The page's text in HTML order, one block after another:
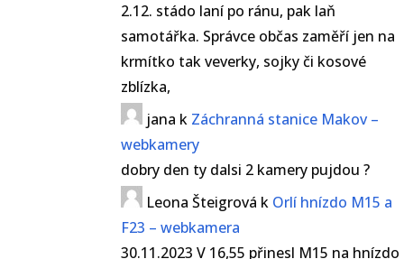
2.12. stádo laní po ránu, pak laň
samotářka. Správce občas zaměří jen na
krmítko tak veverky, sojky či kosové
zblízka,
jana k Záchranná stanice Makov –
webkamery
dobry den ty dalsi 2 kamery pujdou ?
Leona Šteigrová k Orlí hnízdo M15 a
F23 – webkamera
30.11.2023 V 16,55 přinesl M15 na hnízdo